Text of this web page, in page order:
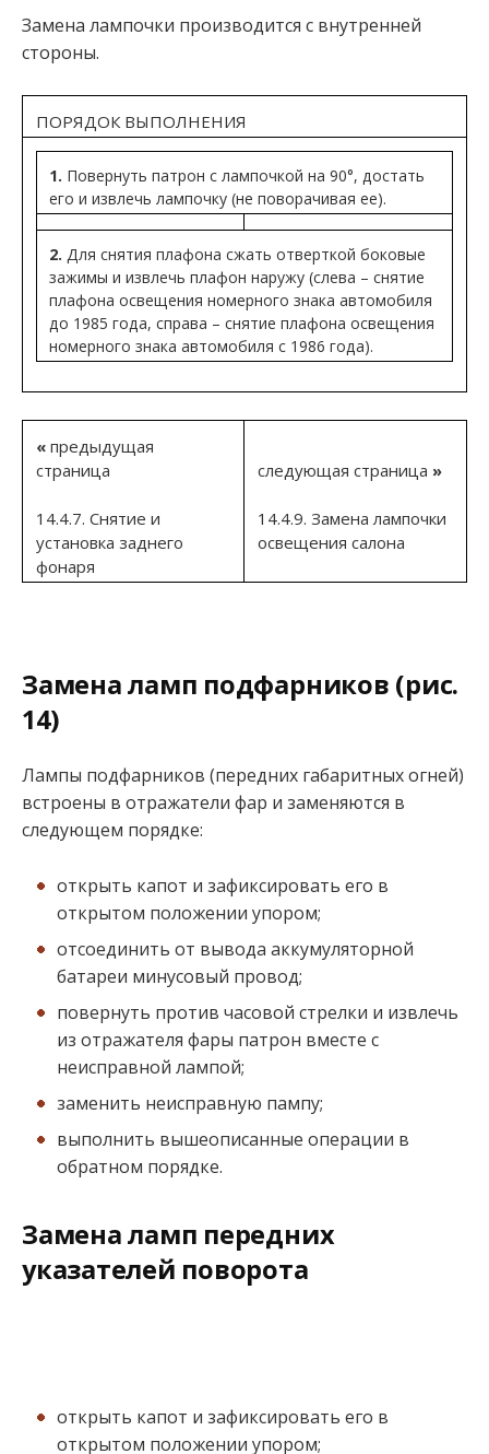
Замена лампочки производится с внутренней
стороны.
ПОРЯДОК ВЫПОЛНЕНИЯ
1. Повернуть патрон с лампочкой на 90°, достать
его и извлечь лампочку (не поворачивая ее).
2. Для снятия плафона сжать отверткой боковые
зажимы и извлечь плафон наружу (слева – снятие
плафона освещения номерного знака автомобиля
до 1985 года, справа – снятие плафона освещения
номерного знака автомобиля с 1986 года).
« предыдущая
страница
14.4.7. Снятие и
установка заднего
фонаря
следующая страница »
14.4.9. Замена лампочки
освещения салона
Замена ламп подфарников (рис.
14)
Лампы подфарников (передних габаритных огней)
встроены в отражатели фар и заменяются в
следующем порядке:
открыть капот и зафиксировать его в
открытом положении упором;
отсоединить от вывода аккумуляторной
батареи минусовый провод;
повернуть против часовой стрелки и извлечь
из отражателя фары патрон вместе с
неисправной лампой;
заменить неисправную пампу;
выполнить вышеописанные операции в
обратном порядке.
Замена ламп передних
указателей поворота
открыть капот и зафиксировать его в
открытом положении упором;